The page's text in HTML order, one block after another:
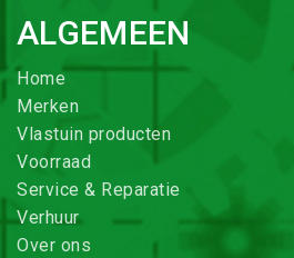
ALGEMEEN
Home
Merken
Vlastuin producten
Voorraad
Service & Reparatie
Verhuur
Over ons